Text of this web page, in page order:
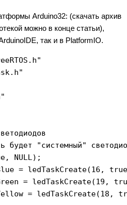
Arduino32: (скачать архив
можно в конце статьи),
так и в PlatformIO.
будет "системный"
NULL);
= ledTaskCreate(16,
= ledTaskCreate(19,
= ledTaskCreate(18,